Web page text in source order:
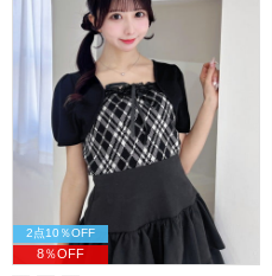
2点10％OFF
8％OFF